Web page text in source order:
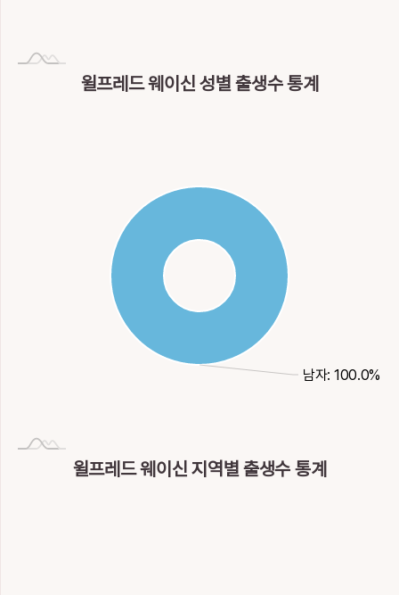
윌프레드 웨이신 성별 출생수 통계
남자: 100.0%
윌프레드 웨이신 지역별 출생수 통계